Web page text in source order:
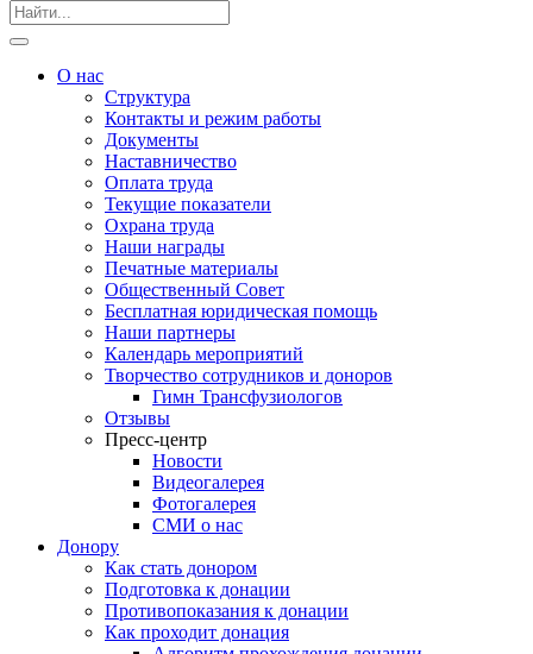
О нас
Структура
Контакты и режим работы
Документы
Наставничество
Оплата труда
Текущие показатели
Охрана труда
Наши награды
Печатные материалы
Общественный Совет
Бесплатная юридическая помощь
Наши партнеры
Календарь мероприятий
Творчество сотрудников и доноров
Гимн Трансфузиологов
Отзывы
Пресс-центр
Новости
Видеогалерея
Фотогалерея
СМИ о нас
Донору
Как стать донором
Подготовка к донации
Противопоказания к донации
Как проходит донация